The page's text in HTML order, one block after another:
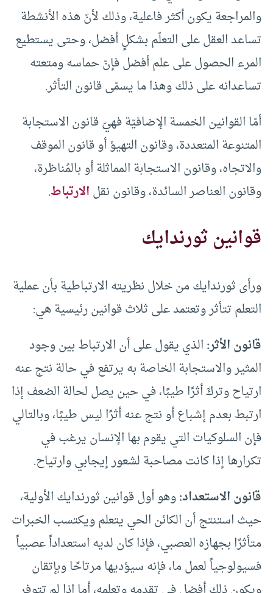
والمراجعة يكون أكثر فاعلية، وذلك لأنّ هذه الأنشطة
تساعد العقل على التعلّم بشكلٍ أفضل، وحتى يستطيع
المرء الحصول على علم أفضل فإنّ حماسه ومتعته
تساعدانه على ذلك وهذا ما يسمّى قانون التأثر.
أمّا القوانين الخمسة الإضافيّة فهيَ قانون الاستجابة
المتنوعة المتعددة، وقانون التهيؤ أو قانون الموقف
والاتجاه، وقانون الاستجابة المماثلة أو بالمُناظرة،
وقانون العناصر السائدة، وقانون نقلالارتباط.
قوانين ثورندايك
ورأى ثورندايك من خلال نظريته الارتباطية بأن عملية
التعلم تتأثر وتعتمد على ثلاث قوانين رئيسية هي:
قانون الأثر:الذي يقول على أن الارتباط بين وجود
المثير والاستجابة الخاصة به يرتفع في حالة نتج عنه
ارتياح وتركَ أثرًا طيبًا، في حين يصل لحالة الضعف إذا
ارتبط بعدم إشباع أو نتج عنه أثرًا ليس طيبًا، وبالتالي
فإن السلوكيات التي يقوم بها الإنسان يرغب في
تكرارها إذا كانت مصاحبة لشعور إيجابي وارتياح.
قانون الاستعداد:وهو أول قوانين ثورندايك الأولية،
حيث استنتج أن الكائن الحي يتعلم ويكتسب الخبرات
متأثرًا بجهازه العصبي، فإذا كان لديه استعداداً عصبياً
فسيولوجياً لعمل ما، فإنه سيؤديها مرتاحًا وبإتقان